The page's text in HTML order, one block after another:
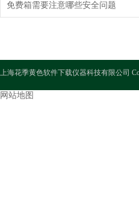
免费箱需要注意哪些安全问题
上海花季黄色软件下载仪器科技有限公司
网站地图